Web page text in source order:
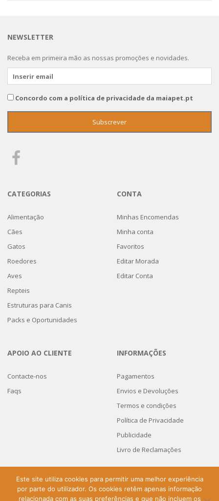
NEWSLETTER
Receba em primeira mão as nossas promoções e novidades.
Concordo com a política de privacidade da maiapet.pt
CATEGORIAS
Alimentação
Cães
Gatos
Roedores
Aves
Repteis
Estruturas para Canis
Packs e Oportunidades
CONTA
Minhas Encomendas
Minha conta
Favoritos
Editar Morada
Editar Conta
APOIO AO CLIENTE
Contacte-nos
Faqs
INFORMAÇÕES
Pagamentos
Envios e Devoluções
Termos e condições
Política de Privacidade
Publicidade
Livro de Reclamações
Home Loja Pet Shop Online Promoções Faqs Contactos
Este site utiliza cookies para permitir uma melhor experiência
por parte do utilizador. Os cookies retêm apenas informação
relacionada com as suas preferências e que não incluem os